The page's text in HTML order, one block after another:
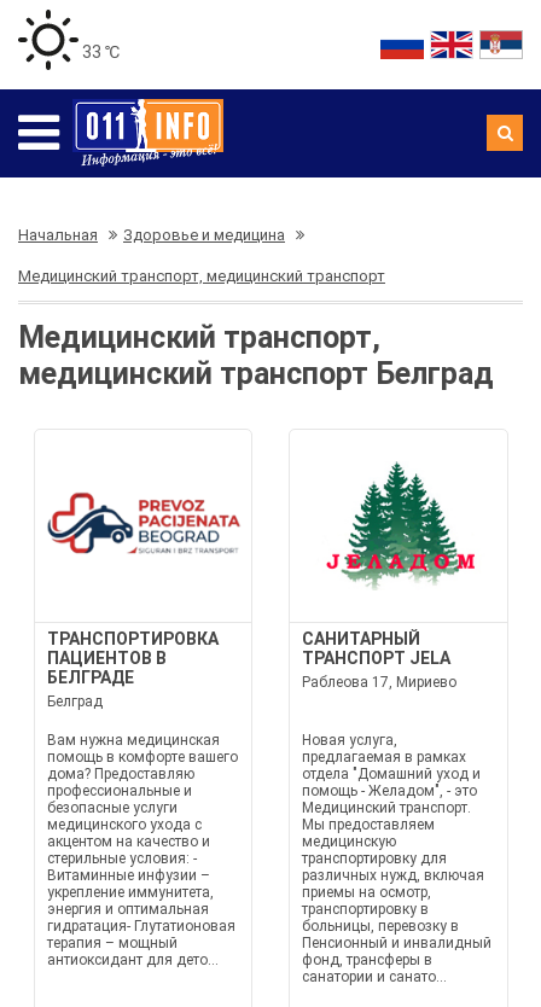
33 ℃
Начальная Здоровье и медицина
Медицинский транспорт, медицинский транспорт
Медицинский транспорт,
медицинский транспорт Белград
ТРАНСПОРТИРОВКА
ПАЦИЕНТОВ В
БЕЛГРАДЕ
Белград
Вам нужна медицинская
помощь в комфорте вашего
дома? Предоставляю
профессиональные и
безопасные услуги
медицинского ухода с
акцентом на качество и
стерильные условия: -
Витаминные инфузии –
укрепление иммунитета,
энергия и оптимальная
гидратация- Глутатионовая
терапия – мощный
антиоксидант для дето...
САНИТАРНЫЙ
ТРАНСПОРТ JELA
Раблеова 17, Мириево
Новая услуга,
предлагаемая в рамках
отдела "Домашний уход и
помощь - Желадом", - это
Медицинский транспорт.
Мы предоставляем
медицинскую
транспортировку для
различных нужд, включая
приемы на осмотр,
транспортировку в
больницы, перевозку в
Пенсионный и инвалидный
фонд, трансферы в
санатории и санато...